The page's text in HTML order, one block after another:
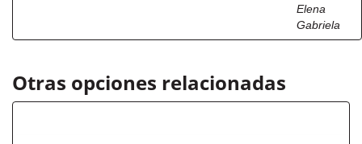
Elena
Gabriela
Otras opciones relacionadas